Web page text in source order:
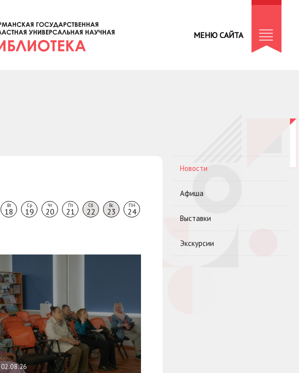
МЕНЮ САЙТА
Вт
18
Ср
19
Чт
20
Пт
21
Сб
22
Вс
23
ПН
24
02.08.26
Новости
Афиша
Выставки
Экскурсии